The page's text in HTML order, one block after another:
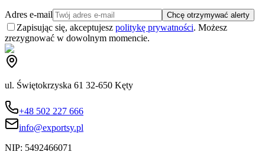
Adres e-mail Chcę otrzymywać alerty
Zapisując się, akceptujesz politykę prywatności. Możesz
zrezygnować w dowolnym momencie.
ul. Świętokrzyska 61 32-650 Kęty
+48 502 227 666
info@exportsy.pl
NIP: 5492466071